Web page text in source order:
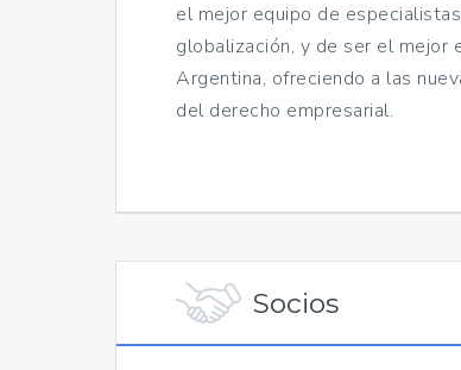
el mejor equipo de
globalización, y de ser el
Argentina, ofreciendo a las
del derecho empresarial.
Socios